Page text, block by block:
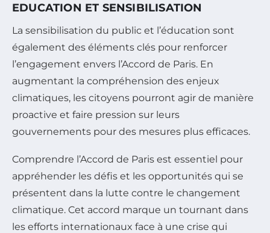
EDUCATION ET SENSIBILISATION
La sensibilisation du public et l’éducation sont
également des éléments clés pour renforcer
l’engagement envers l’Accord de Paris. En
augmentant la compréhension des enjeux
climatiques, les citoyens pourront agir de manière
proactive et faire pression sur leurs
gouvernements pour des mesures plus efficaces.
Comprendre l’Accord de Paris est essentiel pour
appréhender les défis et les opportunités qui se
présentent dans la lutte contre le changement
climatique. Cet accord marque un tournant dans
les efforts internationaux face à une crise qui